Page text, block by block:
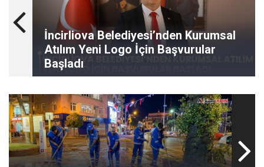
İncirliova Belediyesi’nden Kurumsal
Atılım Yeni Logo İçin Başvurular
Başladı